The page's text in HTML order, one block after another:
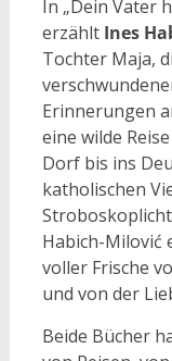
In „Dein Vater
erzählt Ines
Tochter Maja,
Erinnerungen
eine wilde
Dorf bis ins
katholischen
Habich-Milović
voller Frische
und von der
Beide Bücher